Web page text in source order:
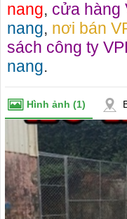
nang, cửa hàng
nang, nơi bán
sách công ty
nang.
Hình ảnh (1)